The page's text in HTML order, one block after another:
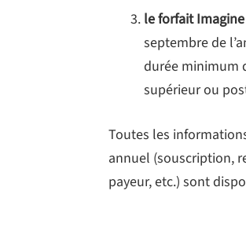
le forfait
septembre de
durée minimum
supérieur ou
Toutes les
annuel (souscription,
payeur, etc.) sont